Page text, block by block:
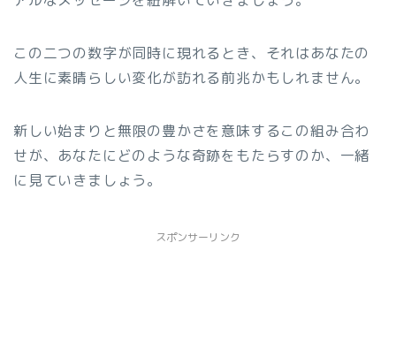
この二つの数字が同時に現れるとき、それはあなたの
人生に素晴らしい変化が訪れる前兆かもしれません。
新しい始まりと無限の豊かさを意味するこの組み合わ
せが、あなたにどのような奇跡をもたらすのか、一緒
に見ていきましょう。
スポンサーリンク